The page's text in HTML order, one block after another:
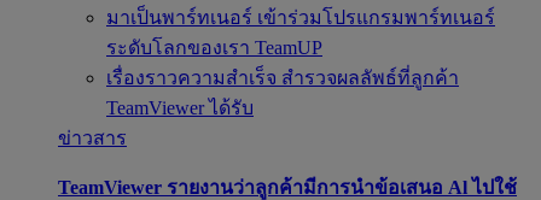
มาเป็นพาร์ทเนอร์ เข้าร่วมโปรแกรมพาร์ทเนอร์
ระดับโลกของเรา TeamUP
เรื่องราวความสำเร็จ สำรวจผลลัพธ์ที่ลูกค้า
TeamViewer ได้รับ
ข่าวสาร
TeamViewer รายงานว่าลูกค้ามีการนำข้อเสนอ Al ไปใช้